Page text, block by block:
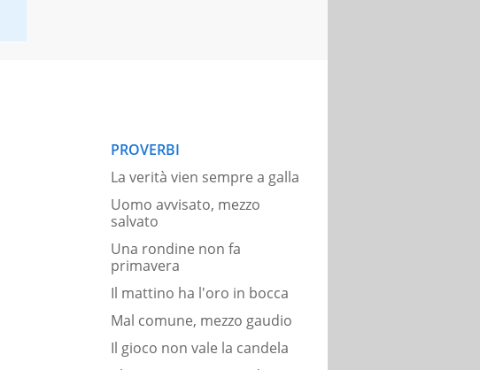
PROVERBI
La verità vien sempre a galla
Uomo avvisato, mezzo
salvato
Una rondine non fa
primavera
Il mattino ha l'oro in bocca
Mal comune, mezzo gaudio
Il gioco non vale la candela